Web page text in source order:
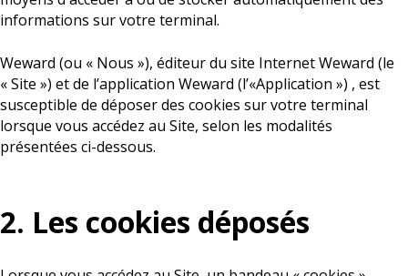
informations sur votre terminal.
Weward (ou « Nous »), éditeur du site Internet Weward (le
« Site ») et de l’application Weward (l’«Application ») , est
susceptible de déposer des cookies sur votre terminal
lorsque vous accédez au Site, selon les modalités
présentées ci-dessous.
2. Les cookies déposés